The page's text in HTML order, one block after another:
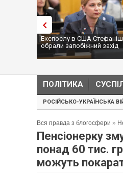
Експослу в США
обрали запобіжний захід
ПОЛІТИКА
РОСІЙСЬКО-УКРАЇНСЬКА
Вся правда з блогосфери »
Пенсіонерку
понад 60 тис.
можуть